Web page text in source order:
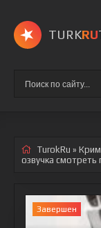
TURKRU
TurokRu »
озвучка смотреть
Завершен